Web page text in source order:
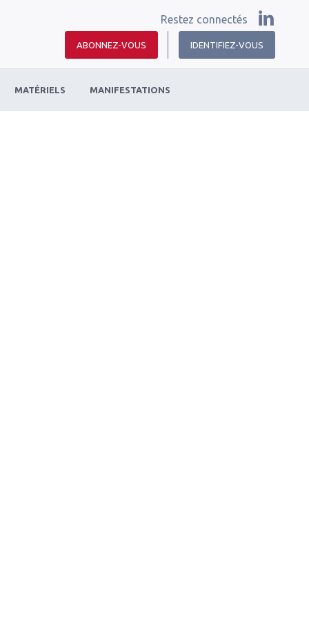
Restez connectés
ABONNEZ-VOUS IDENTIFIEZ-VOUS
MATÉRIELS MANIFESTATIONS